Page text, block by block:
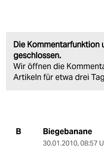
Die Kommentarfunktion
geschlossen.
Wir öffnen die
Artikeln für etwa drei
B Biegebanane
30.01.2010, 08:57